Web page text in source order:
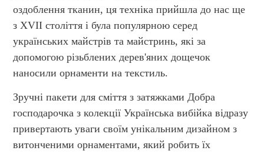
оздоблення тканин, ця техніка прийшла до нас ще
з XVII століття і була популярною серед
українських майстрів та майстринь, які за
допомогою різьблених дерев'яних дощечок
наносили орнаменти на текстиль.
Зручні пакети для сміття з затяжками Добра
господарочка з колекції Українська вибійка відразу
привертають уваги своїм унікальним дизайном з
витонченими орнаментами, який робить їх